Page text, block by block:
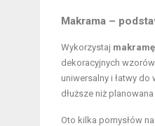
Makrama –
Wykorzystaj makramę
dekoracyjnych
uniwersalny i łatwy
dłuższe niż planowana
Oto kilka pomysłów